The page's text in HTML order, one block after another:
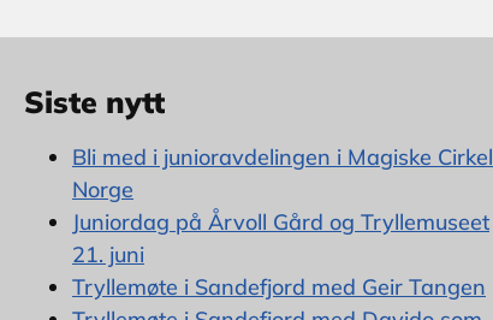
Siste nytt
Bli med i junioravdelingen i Magiske Cirkel
Norge
Juniordag på Årvoll Gård og Tryllemuseet
21. juni
Tryllemøte i Sandefjord med Geir Tangen